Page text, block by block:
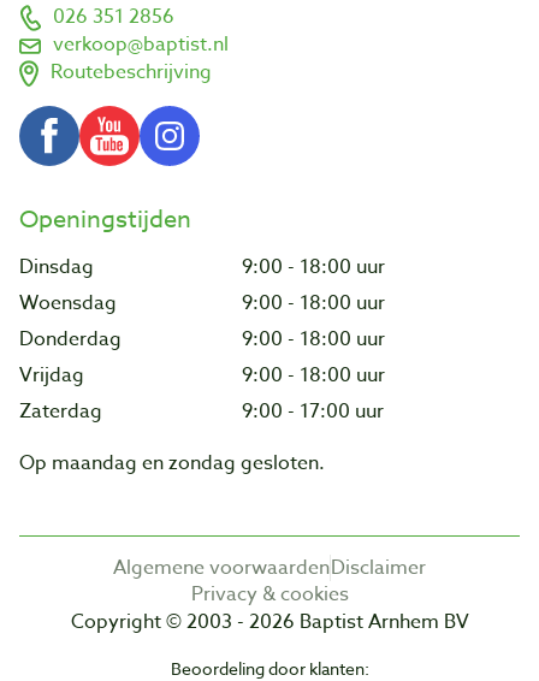
026 351 2856
verkoop@baptist.nl
Routebeschrijving
Openingstijden
Dinsdag
9:00 - 18:00 uur
Woensdag
9:00 - 18:00 uur
Donderdag
9:00 - 18:00 uur
Vrijdag
9:00 - 18:00 uur
Zaterdag
9:00 - 17:00 uur
Op maandag en zondag gesloten.
Algemene voorwaardenDisclaimer
Privacy & cookies
Copyright © 2003 - 2026 Baptist Arnhem BV
Beoordeling door klanten: